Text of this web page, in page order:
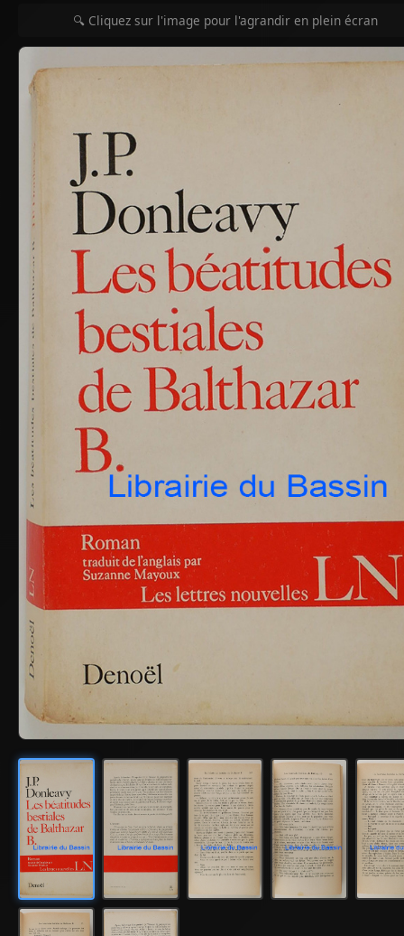
🔍 Cliquez sur l'image pour l'agrandir en plein écran